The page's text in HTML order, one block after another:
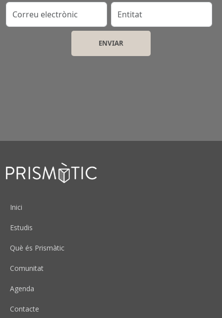
Correu electrònic Entitat
Peu
Inici
Estudis
Què és Prismàtic
Comunitat
Agenda
Contacte